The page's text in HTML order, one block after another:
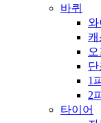
바퀴
와
캐
단
1
2
타이어